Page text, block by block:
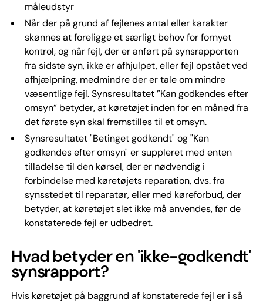
måleudstyr
Når der på grund af fejlenes antal eller karakter
skønnes at foreligge et særligt behov for fornyet
kontrol, og når fejl, der er anført på synsrapporten
fra sidste syn, ikke er afhjulpet, eller fejl opstået ved
afhjælpning, medmindre der er tale om mindre
væsentlige fejl. Synsresultatet ”Kan godkendes efter
omsyn” betyder, at køretøjet inden for en måned fra
det første syn skal fremstilles til et omsyn.
Synsresultatet "Betinget godkendt" og "Kan
godkendes efter omsyn" er suppleret med enten
tilladelse til den kørsel, der er nødvendig i
forbindelse med køretøjets reparation, dvs. fra
synsstedet til reparatør, eller med køreforbud, der
betyder, at køretøjet slet ikke må anvendes, før de
konstaterede fejl er udbedret.
Hvad betyder en 'ikke-godkendt'
synsrapport?
Hvis køretøjet på baggrund af konstaterede fejl er i så